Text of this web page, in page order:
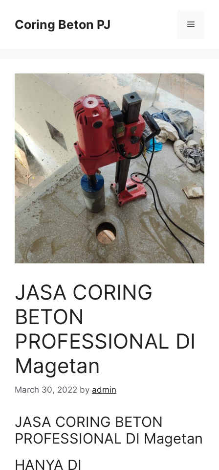
contentCoring Beton PJ Menu
JASA CORING
BETON
PROFESSIONAL DI
Magetan
March 30, 2022 by admin
JASA CORING BETON
PROFESSIONAL DI Magetan
HANYA DI